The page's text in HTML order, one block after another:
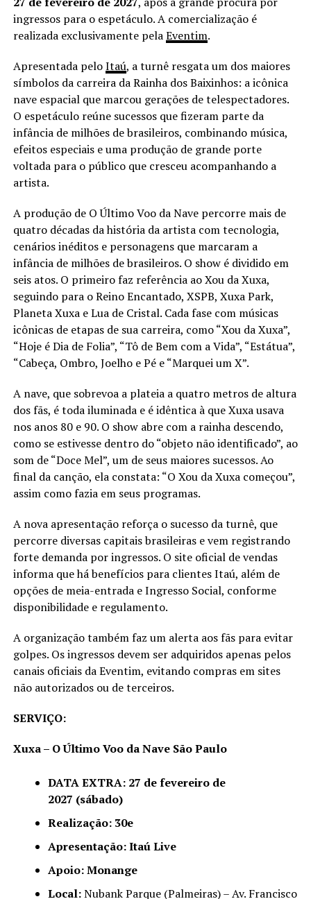
ingressos para o espetáculo. A comercialização é
realizada exclusivamente pelaEventim.
Apresentada peloItaú, a turnê resgata um dos maiores
símbolos da carreira da Rainha dos Baixinhos: a icônica
nave espacial que marcou gerações de telespectadores.
O espetáculo reúne sucessos que fizeram parte da
infância de milhões de brasileiros, combinando música,
efeitos especiais e uma produção de grande porte
voltada para o público que cresceu acompanhando a
artista.
A produção de O Último Voo da Nave percorre mais de
quatro décadas da história da artista com tecnologia,
cenários inéditos e personagens que marcaram a
infância de milhões de brasileiros. O show é dividido em
seis atos. O primeiro faz referência ao Xou da Xuxa,
seguindo para o Reino Encantado, XSPB, Xuxa Park,
Planeta Xuxa e Lua de Cristal. Cada fase com músicas
icônicas de etapas de sua carreira, como “Xou da Xuxa”,
“Hoje é Dia de Folia”, “Tô de Bem com a Vida”, “Estátua”,
“Cabeça, Ombro, Joelho e Pé e “Marquei um X”.
A nave, que sobrevoa a plateia a quatro metros de altura
dos fãs, é toda iluminada e é idêntica à que Xuxa usava
nos anos 80 e 90. O show abre com a rainha descendo,
como se estivesse dentro do “objeto não identificado”, ao
som de “Doce Mel”, um de seus maiores sucessos. Ao
final da canção, ela constata: “O Xou da Xuxa começou”,
assim como fazia em seus programas.
A nova apresentação reforça o sucesso da turnê, que
percorre diversas capitais brasileiras e vem registrando
forte demanda por ingressos. O site oficial de vendas
informa que há benefícios para clientes Itaú, além de
opções de meia-entrada e Ingresso Social, conforme
disponibilidade e regulamento.
A organização também faz um alerta aos fãs para evitar
golpes. Os ingressos devem ser adquiridos apenas pelos
canais oficiais da Eventim, evitando compras em sites
não autorizados ou de terceiros.
SERVIÇO:
Xuxa – O Último Voo da Nave São Paulo
DATA EXTRA: 27 de fevereiro de
2027 (sábado)
Realização: 30e
Apresentação: Itaú Live
Apoio: Monange
Local:Nubank Parque (Palmeiras) – Av. Francisco